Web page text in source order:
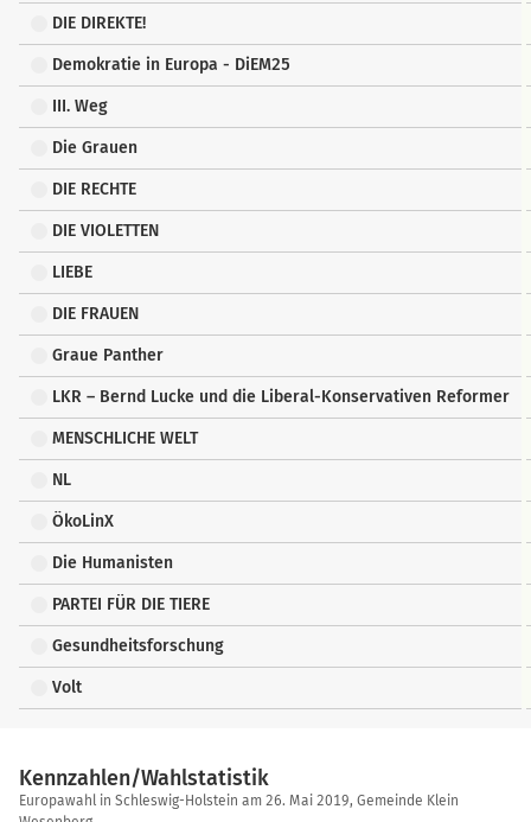
DIE DIREKTE!
Demokratie in Europa - DiEM25
III. Weg
Die Grauen
DIE RECHTE
DIE VIOLETTEN
LIEBE
DIE FRAUEN
Graue Panther
LKR – Bernd Lucke und die Liberal-Konservativen Reformer
MENSCHLICHE WELT
NL
ÖkoLinX
Die Humanisten
PARTEI FÜR DIE TIERE
Gesundheitsforschung
Volt
Kennzahlen/Wahlstatistik
Kennzahlen/Wahlstatistik
Europawahl in Schleswig-Holstein am 26. Mai 2019, Gemeinde Klein